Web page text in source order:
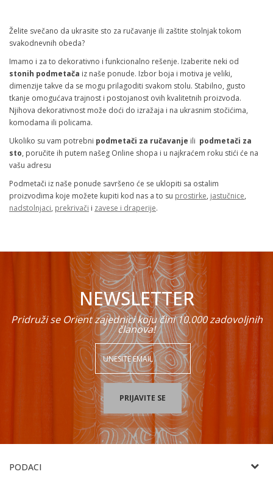
Želite svečano da ukrasite sto za ručavanje ili zaštite stolnjak tokom
svakodnevnih obeda?
Imamo i za to dekorativno i funkcionalno rešenje. Izaberite neki od
stonih podmetača iz naše ponude. Izbor boja i motiva je veliki,
dimenzije takve da se mogu prilagoditi svakom stolu. Stabilno, gusto
tkanje omogućava trajnost i postojanost ovih kvalitetnih proizvoda.
Njihova dekorativnost može doći do izražaja i na ukrasnim stočićima,
komodama ili policama.
Ukoliko su vam potrebni podmetači za ručavanje ili podmetači za
sto, poručite ih putem našeg Online shopa i u najkraćem roku stići će na
vašu adresu
Podmetači iz naše ponude savršeno će se uklopiti sa ostalim
proizvodima koje možete kupiti kod nas a to su prostirke, jastučnice,
nadstolnjaci, prekrivači i zavese i draperije.
NEWSLETTER
Pridruži se Orient zajednici koju čini 10.000 zadovoljnih
članova!
PRIJAVITE SE
PODACI